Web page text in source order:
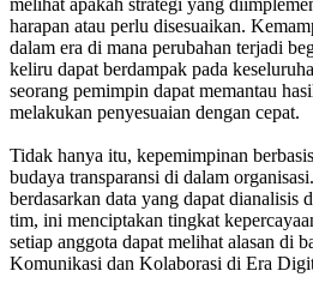
melihat apakah strategi yang
harapan atau perlu disesuaikan.
dalam era di mana perubahan terjadi
keliru dapat berdampak pada
seorang pemimpin dapat memantau
melakukan penyesuaian dengan cepat.
Tidak hanya itu, kepemimpinan
budaya transparansi di dalam
berdasarkan data yang dapat dianalisis
tim, ini menciptakan tingkat
setiap anggota dapat melihat alasan di
Komunikasi dan Kolaborasi di Era